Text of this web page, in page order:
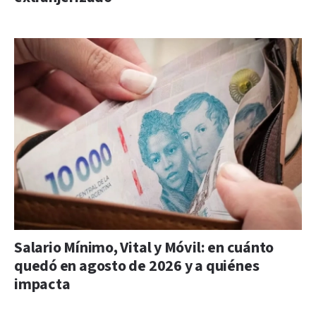
Salario Mínimo, Vital y Móvil: en cuánto
quedó en agosto de 2026 y a quiénes
impacta